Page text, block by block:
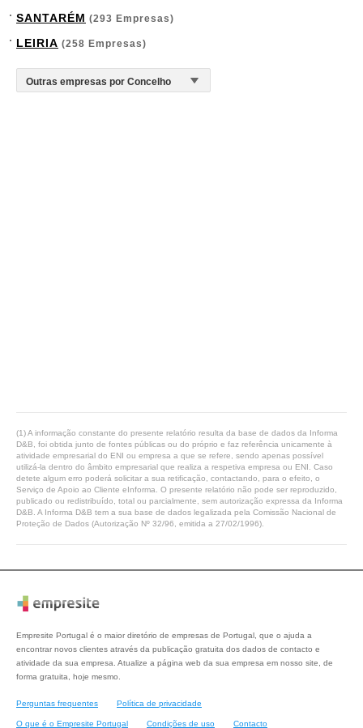
SANTARÉM (293 Empresas)
LEIRIA (258 Empresas)
(1) A informação constante do presente relatório resulta da base de dados da Informa
D&B, foi obtida junto de fontes públicas ou do próprio e faz referência unicamente à
atividade empresarial do ENI ou empresa a que se refere, sendo apenas possível
utilizá-la dentro do âmbito empresarial que realiza a respetiva empresa ou ENI. Caso
detete algum erro poderá solicitar a sua retificação, contactando, para o efeito, o
Serviço de Apoio ao Cliente eInforma. O presente relatório não pode ser reproduzido,
publicado ou redistribuído, total ou parcialmente, sem autorização expressa da Informa
D&B. A Informa D&B tem a sua base de dados legalizada pela Comissão Nacional de
Proteção de Dados (Autorização Nº 32/96, emitida a 27/02/1996).
Empresite Portugal é o maior diretório de empresas de Portugal, que o ajuda a
encontrar novos clientes através da publicação gratuita dos dados de contacto e
atividade da sua empresa. Atualize a página web da sua empresa em nosso site, de
forma gratuita, hoje mesmo.
Perguntas frequentes Política de privacidade
O que é o Empresite Portugal Condições de uso Contacto